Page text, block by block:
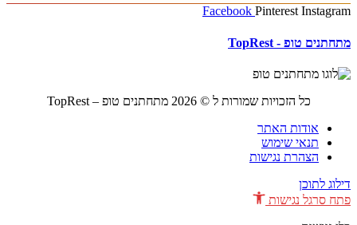
Facebook Pinterest Instagram
מתחתנים טופ - TopRest
כל הזכויות שמורות ל © 2026 מתחתנים טופ – TopRest
אודות האתר
תנאי שימוש
הצהרת נגישות
דילוג לתוכן
פתח סרגל נגישות